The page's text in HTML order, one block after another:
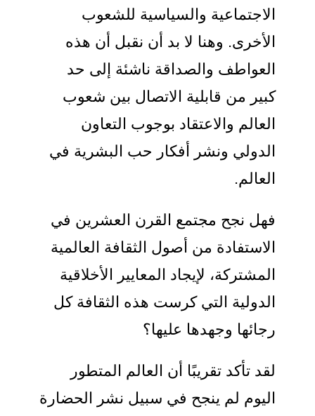
الاجتماعية والسياسية للشعوب
الأخرى. وهنا لا بد أن نقبل أن هذه
العواطف والصداقة ناشئة إلى حد
كبير من قابلية الاتصال بين شعوب
العالم والاعتقاد بوجوب التعاون
الدولي ونشر أفكار حب البشرية في
العالم.
فهل نجح مجتمع القرن العشرين في
الاستفادة من أصول الثقافة العالمية
المشتركة، لإيجاد المعايير الأخلاقية
الدولية التي كرست هذه الثقافة كل
رجائها وجهدها عليها؟
لقد تأكد تقريبًا أن العالم المتطور
اليوم لم ينجح في سبيل نشر الحضارة